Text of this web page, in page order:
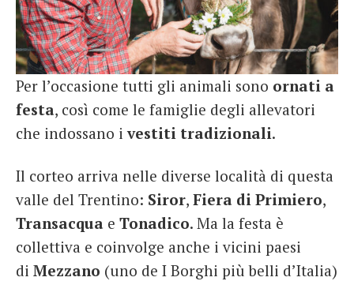
Per l’occasione tutti gli animali sono ornati a
festa, così come le famiglie degli allevatori
che indossano ivestiti tradizionali.
Il corteo arriva nelle diverse località di questa
valle del Trentino: Siror, Fiera di Primiero,
Transacqua e Tonadico. Ma la festa è
collettiva e coinvolge anche i vicini paesi
di Mezzano (uno de I Borghi più belli d’Italia)